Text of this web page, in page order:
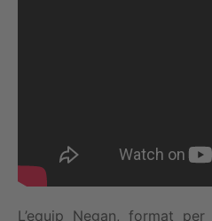
L’equip Negan, format